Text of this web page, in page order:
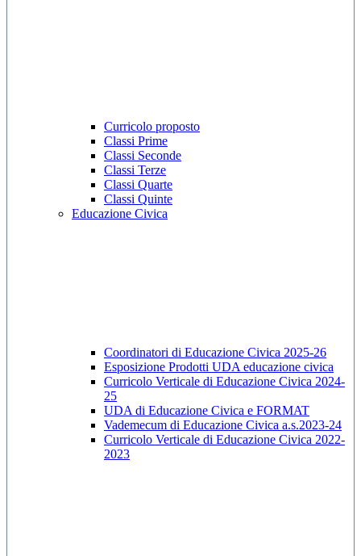
Curricolo proposto
Classi Prime
Classi Seconde
Classi Terze
Classi Quarte
Classi Quinte
Educazione Civica
Coordinatori di Educazione Civica 2025-26
Esposizione Prodotti UDA educazione civica
Curricolo Verticale di Educazione Civica 2024-
25
UDA di Educazione Civica e FORMAT
Vademecum di Educazione Civica a.s.2023-24
Curricolo Verticale di Educazione Civica 2022-
2023